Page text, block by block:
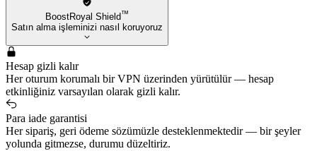
BoostRoyal Shield™
Satın alma işleminizi nasıl koruyoruz
Hesap gizli kalır
Her oturum korumalı bir VPN üzerinden yürütülür — hesap
etkinliğiniz varsayılan olarak gizli kalır.
Para iade garantisi
Her sipariş, geri ödeme sözümüzle desteklenmektedir — bir şeyler
yolunda gitmezse, durumu düzeltiriz.